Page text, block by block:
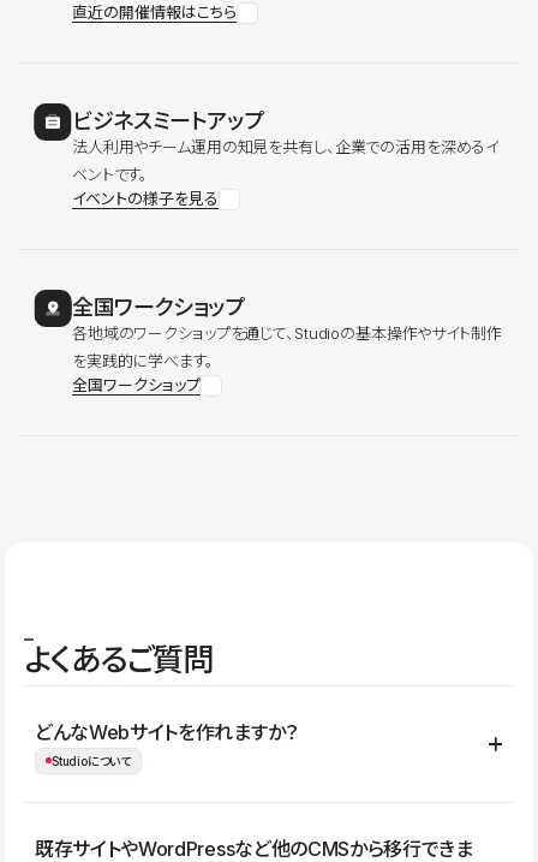
直近の開催情報はこちら
ビジネスミートアップ
法人利用やチーム運用の知見を共有し、企業での活用を深めるイ
ベントです。
イベントの様子を見る
全国ワークショップ
各地域のワークショップを通じて、Studioの基本操作やサイト制作
を実践的に学べます。
全国ワークショップ
よくあるご質問
どんなWebサイトを作れますか？
Studioについて
コーポレートサイト、サービスサイト、LP、採用サイト、ブロ
既存サイトやWordPressなど他のCMSから移行できま